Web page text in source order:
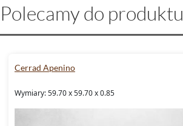
Polecamy do produktu
Cerrad Apenino
Wymiary: 59.70 x 59.70 x 0.85